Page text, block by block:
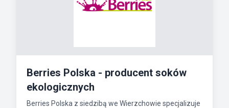
Berries Polska - producent soków
ekologicznych
Berries Polska z siedzibą we Wierzchowie specjalizuje